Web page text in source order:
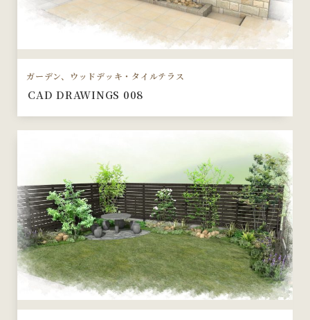
ガーデン、ウッドデッキ・タイルテラス
CAD DRAWINGS 008